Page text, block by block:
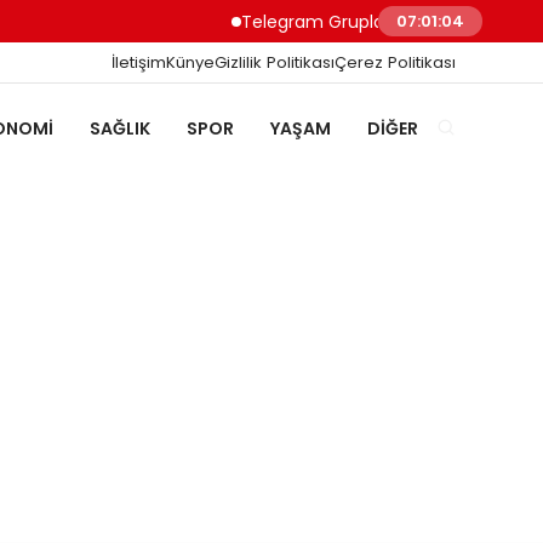
Telegram Grupları ile Doğru Topluluğa
07:01:05
İletişimKünyeGizlilik PolitikasıÇerez Politikası
SAĞLIK SPOR YAŞAM DIĞER